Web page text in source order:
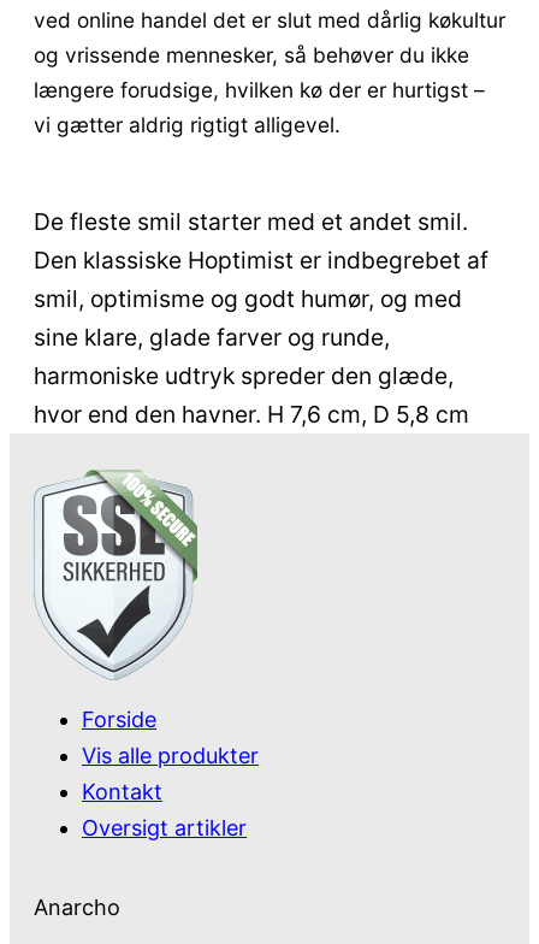
ved online handel det er slut med dårlig køkultur
og vrissende mennesker, så behøver du ikke
længere forudsige, hvilken kø der er hurtigst –
vi gætter aldrig rigtigt alligevel.
De fleste smil starter med et andet smil.
Den klassiske Hoptimist er indbegrebet af
smil, optimisme og godt humør, og med
sine klare, glade farver og runde,
harmoniske udtryk spreder den glæde,
hvor end den havner. H 7,6 cm, D 5,8 cm
Forside
Vis alle produkter
Kontakt
Oversigt artikler
Anarcho